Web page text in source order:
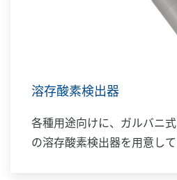
溶存酸素検出器
各種用途向けに、ガルバニ
の溶存酸素検出器を用意して